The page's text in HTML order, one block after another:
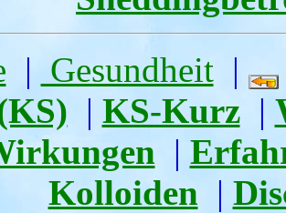
| Gesundheit|
| KS-Kurz|
|
Kolloiden |